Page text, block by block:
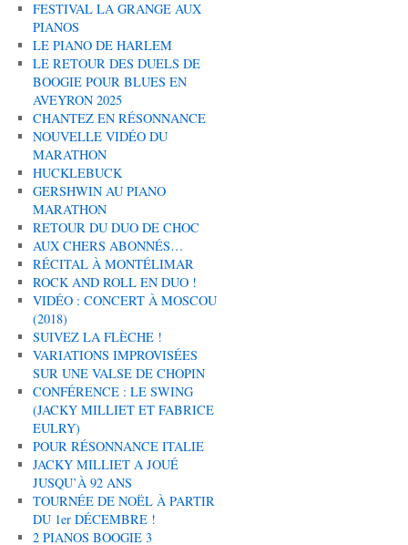
FESTIVAL LA GRANGE AUX
PIANOS
LE PIANO DE HARLEM
LE RETOUR DES DUELS DE
BOOGIE POUR BLUES EN
AVEYRON 2025
CHANTEZ EN RÉSONNANCE
NOUVELLE VIDÉO DU
MARATHON
HUCKLEBUCK
GERSHWIN AU PIANO
MARATHON
RETOUR DU DUO DE CHOC
AUX CHERS ABONNÉS…
RÉCITAL À MONTÉLIMAR
ROCK AND ROLL EN DUO !
VIDÉO : CONCERT À MOSCOU
(2018)
SUIVEZ LA FLÈCHE !
VARIATIONS IMPROVISÉES
SUR UNE VALSE DE CHOPIN
CONFÉRENCE : LE SWING
(JACKY MILLIET ET FABRICE
EULRY)
POUR RÉSONNANCE ITALIE
JACKY MILLIET A JOUÉ
JUSQU’À 92 ANS
TOURNÉE DE NOËL À PARTIR
DU 1er DÉCEMBRE !
2 PIANOS BOOGIE 3